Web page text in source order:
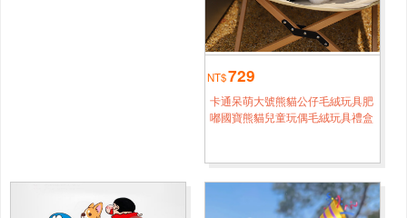
1小時鐘前
24H極速出貨 現貨 特惠創意仿真玉米抽紙盒客廳家用紙巾
5小時鐘前
24H極速出貨 現貨 特惠創意仿真玉米抽紙盒客廳家用紙巾
1小時鐘前
24H極速出貨 現貨 特惠創意仿真玉米抽紙盒客廳家用紙巾
NT$729
卡通呆萌大號熊貓公仔毛絨玩具肥
嘟國寶熊貓兒童玩偶毛絨玩具禮盒